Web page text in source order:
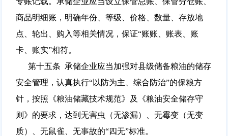
商品明细账，明确年份、等级、价格、数量、存放地
点、轮出、购入等相关情况，保证“账账、账表、账
卡、账实”相符。
第十五条 承储企业应当加强对县级储备粮油的储存
安全管理，认真执行“以防为主、综合防治”的保粮方
针，按照《粮油储藏技术规范》及《粮油安全储存守
则》的要求，达到无害虫（无渗漏）、无霉变（无变
质）、无鼠雀、无事故的“四无”标准。